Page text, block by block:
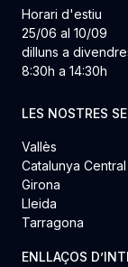
Horari d'estiu
25/06 al 10/09
dilluns a
8:30h a 14:30h
LES NOSTRES
Vallès
Catalunya Central
Girona
Lleida
Tarragona
ENLLAÇOS